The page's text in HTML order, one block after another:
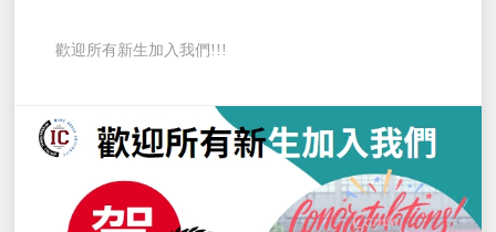
歡迎所有新生加入我們!!!